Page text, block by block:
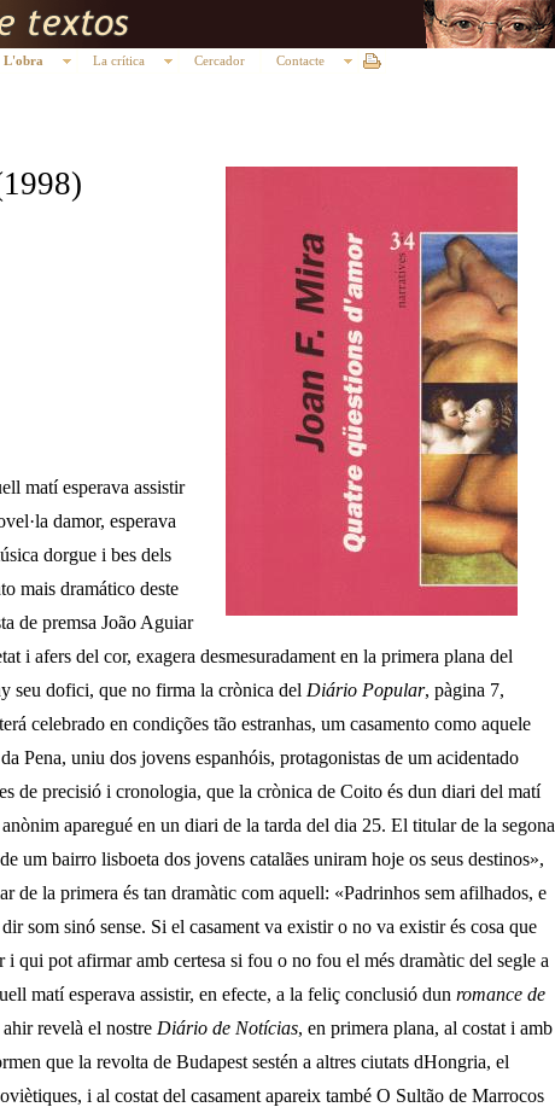
L'obra La crítica Cercador Contacte
matí esperava assistir
damor, espe­rava
dorgue i bes dels
mais dramático deste
de premsa João Aguiar
i afers del cor, exagera desmesuradament en la primera plana del
seu dofici, que no firma la crònica del Diário Popu­lar, pàgina 7,
celebrado en condições tão estranhas, um casamento como aquele
Pena, uniu dos jovens espanhóis, protagonistas de um acidentado
de precisió i cronologia, que la crònica de Coito és dun diari del matí
aparegué en un diari de la tarda del dia 25. El titular de la segona
um bairro lisboeta dos jovens catalães uniram hoje os seus destinos»,
de la primera és tan dramàtic com aquell: «Padrinhos sem afilhados, e
som sinó sense. Si el casament va existir o no va existir és cosa que
i qui pot afirmar amb certesa si fou o no fou el més dramàtic del segle a
matí esperava assis­tir, en efecte, a la feliç conclusió dun romance de
revelà el nostre Diário de Notícias, en primera plana, al costat i amb
que la revol­ta de Budapest sestén a altres ciutats dHongria, el
i al costat del casament apareix també O Sultão de Marrocos